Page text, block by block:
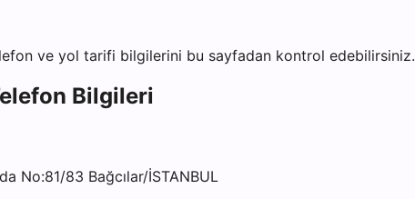
ve yol tarifi bilgilerini bu sayfadan kontrol edebilirsiniz.
Bilgileri
No:81/83 Bağcılar/İSTANBUL